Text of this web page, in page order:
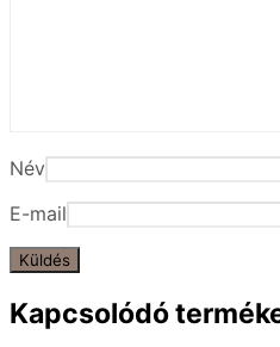
Név
E-mail
Kapcsolódó